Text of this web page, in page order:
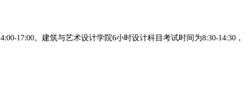
17:00。建筑与艺术设计学院6小时设计科目考试时间为8:30-14:30，